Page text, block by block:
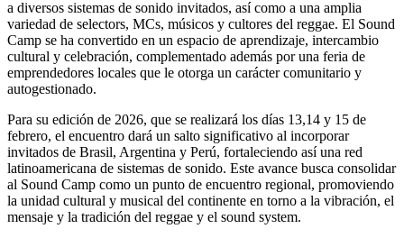
a diversos sistemas de sonido invitados, así como a una amplia
variedad de selectors, MCs, músicos y cultores del reggae. El Sound
Camp se ha convertido en un espacio de aprendizaje, intercambio
cultural y celebración, complementado además por una feria de
emprendedores locales que le otorga un carácter comunitario y
autogestionado.
Para su edición de 2026, que se realizará los días 13,14 y 15 de
febrero, el encuentro dará un salto significativo al incorporar
invitados de Brasil, Argentina y Perú, fortaleciendo así una red
latinoamericana de sistemas de sonido. Este avance busca consolidar
al Sound Camp como un punto de encuentro regional, promoviendo
la unidad cultural y musical del continente en torno a la vibración, el
mensaje y la tradición del reggae y el sound system.